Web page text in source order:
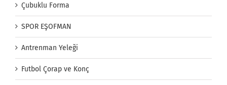
Çubuklu Forma
SPOR EŞOFMAN
Antrenman Yeleği
Futbol Çorap ve Konç